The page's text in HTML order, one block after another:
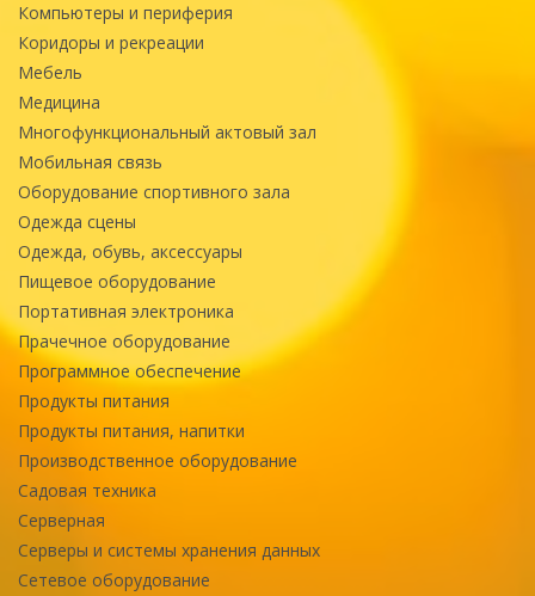
Компьютеры и периферия
Коридоры и рекреации
Мебель
Медицина
Многофункциональный актовый зал
Мобильная связь
Оборудование спортивного зала
Одежда сцены
Одежда, обувь, аксессуары
Пищевое оборудование
Портативная электроника
Прачечное оборудование
Программное обеспечение
Продукты питания
Продукты питания, напитки
Производственное оборудование
Садовая техника
Серверная
Серверы и системы хранения данных
Сетевое оборудование